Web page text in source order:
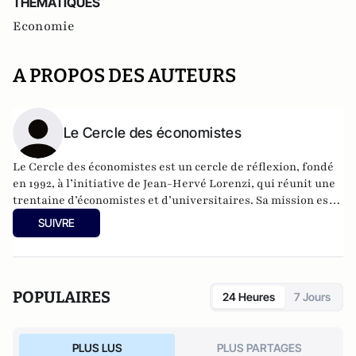
Economie
A PROPOS DES AUTEURS
Le Cercle des économistes
Le Cercle des économistes est un cercle de réflexion, fondé
en 1992, à l’initiative de Jean-Hervé Lorenzi, qui réunit une
trentaine d’économistes et d’universitaires. Sa mission est
d’organiser et de promouvoir un débat économique ouvert
et accessible à tous. Ses membres se distinguent par des
les Rencontres Économiques d’Aix-en-Provence.
SUIVRE
POPULAIRES 24 Heures 7 Jours
PLUS LUS PLUS PARTAGES